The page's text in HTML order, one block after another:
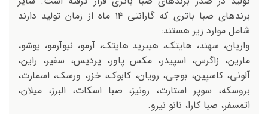
برندهای صبا باتری که گارانتی ۱۴ ماه از زمان تولید دارند
شامل موارد زیر هستند:
واریان، سهند، هایتک، هیبرید هایتک، آرمو، نیوآرمو، یوشو،
مارین، زاگرس، اسپیدر، مکس پاور، پردیس، سفیر، راین،
آلونی، کاسپین، بوجی، رویان، کابوک، خزر، ورسک، اسمارت،
بروسکه، سوپر استارت، رونیز، صبا اسکات، البرز، میلان،
اتمسفر، صبا کارا، نانو نیرو.